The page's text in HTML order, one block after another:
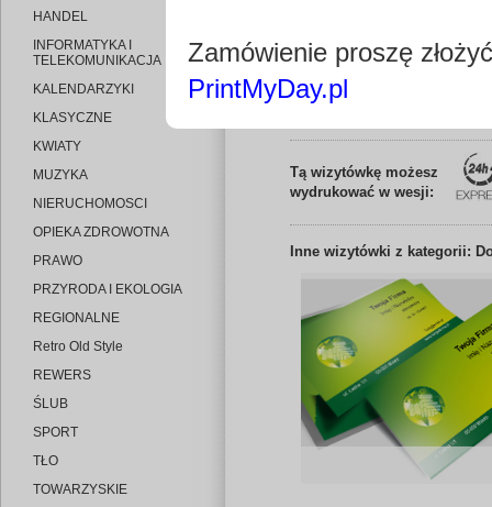
HANDEL
INFORMATYKA I
TELEKOMUNIKACJA
KALENDARZYKI
KLASYCZNE
KWIATY
MUZYKA
NIERUCHOMOSCI
OPIEKA ZDROWOTNA
PRAWO
PRZYRODA I EKOLOGIA
REGIONALNE
Retro Old Style
REWERS
ŚLUB
SPORT
TŁO
TOWARZYSKIE
Edytuj
Tą wizytówkę możesz
wydrukować w wesji:
Inne wizytówki z kategorii:
Zamówienie proszę
PrintMyDay.pl